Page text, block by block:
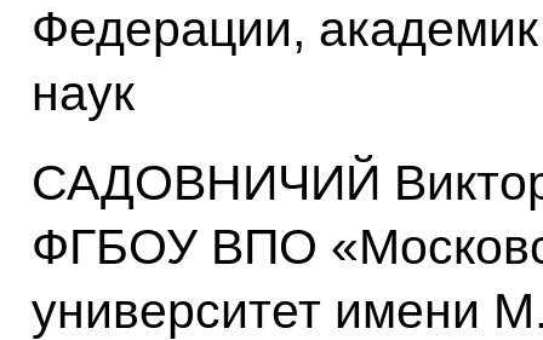
Федерации,
наук
САДОВНИЧИЙ Виктор
ФГБОУ ВПО
университет имени